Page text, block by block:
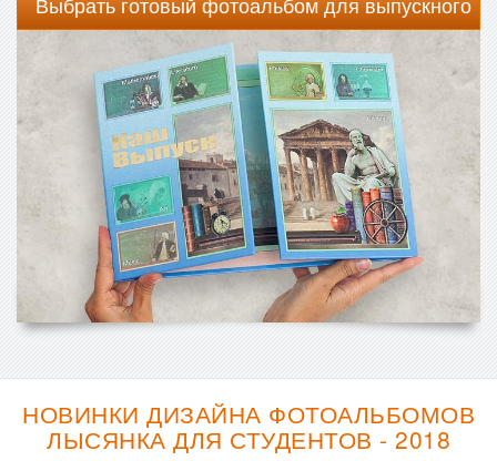
НОВИНКИ ДИЗАЙНА ФОТОАЛЬБОМОВ
ЛЫСЯНКА ДЛЯ СТУДЕНТОВ - 2018